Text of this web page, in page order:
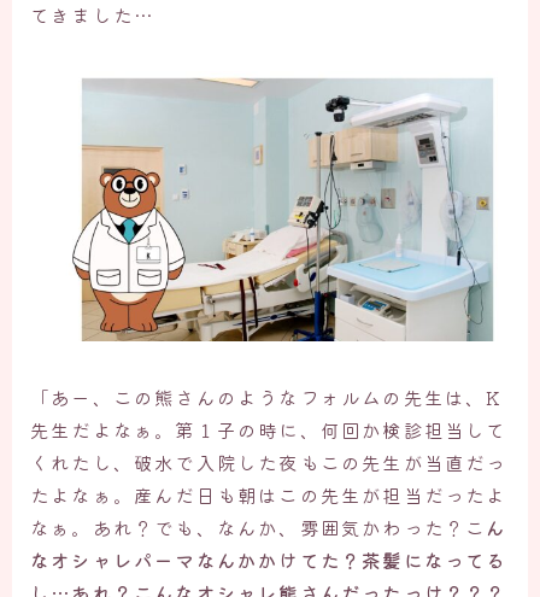
てきました…
「あー、この熊さんのようなフォルムの先生は、K
先生だよなぁ。第１子の時に、何回か検診担当して
くれたし、破水で入院した夜もこの先生が当直だっ
たよなぁ。産んだ日も朝はこの先生が担当だったよ
なぁ。あれ？でも、なんか、雰囲気かわった？こ ん
なオシャレパーマなんかかけてた？茶髪になってる